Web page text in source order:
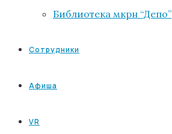
Библиотека мкрн “Депо”
Сотрудники
Афиша
VR